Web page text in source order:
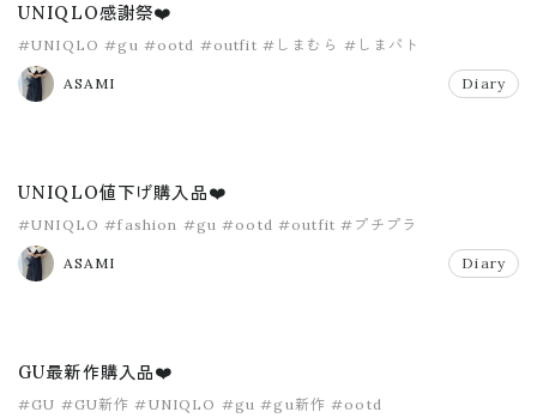
UNIQLO感謝祭❤️
#UNIQLO #gu #ootd #outfit #しまむら #しまパト
ASAMI Diary
UNIQLO値下げ購入品❤️
#UNIQLO #fashion #gu #ootd #outfit #プチプラ
ASAMI Diary
GU最新作購入品❤️
#GU #GU新作 #UNIQLO #gu #gu新作 #ootd